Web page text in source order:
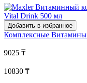
Добавить в избранное
Комплексные Витамины
9025 ₸
10830 ₸